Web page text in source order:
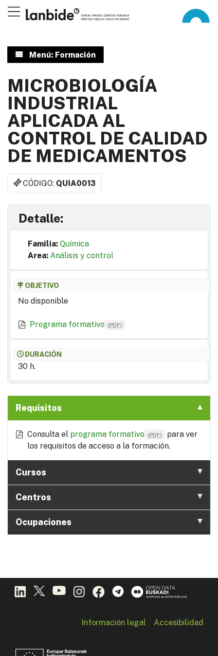
Menú: Formación
MICROBIOLOGÍA
INDUSTRIAL
APLICADA AL
CONTROL DE CALIDAD
DE MEDICAMENTOS
CÓDIGO: QUIA0013
Detalle:
Familia: Química
Area: Análisis y control
OBJETIVO
No disponible
Programa formativo (PDF)
DURACIÓN
30 h.
Requisitos
Consulta el programa formativo (PDF)
para ver
los requisitos de acceso a la formación.
Cursos
Centros
Ocupaciones
Información legal Accesibilidad